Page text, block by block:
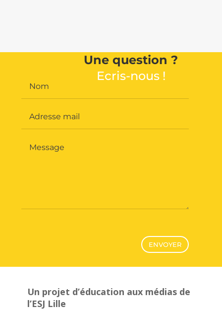
Une question ?
Ecris-nous !
ENVOYER
Un projet d’éducation aux médias de
l’ESJ Lille